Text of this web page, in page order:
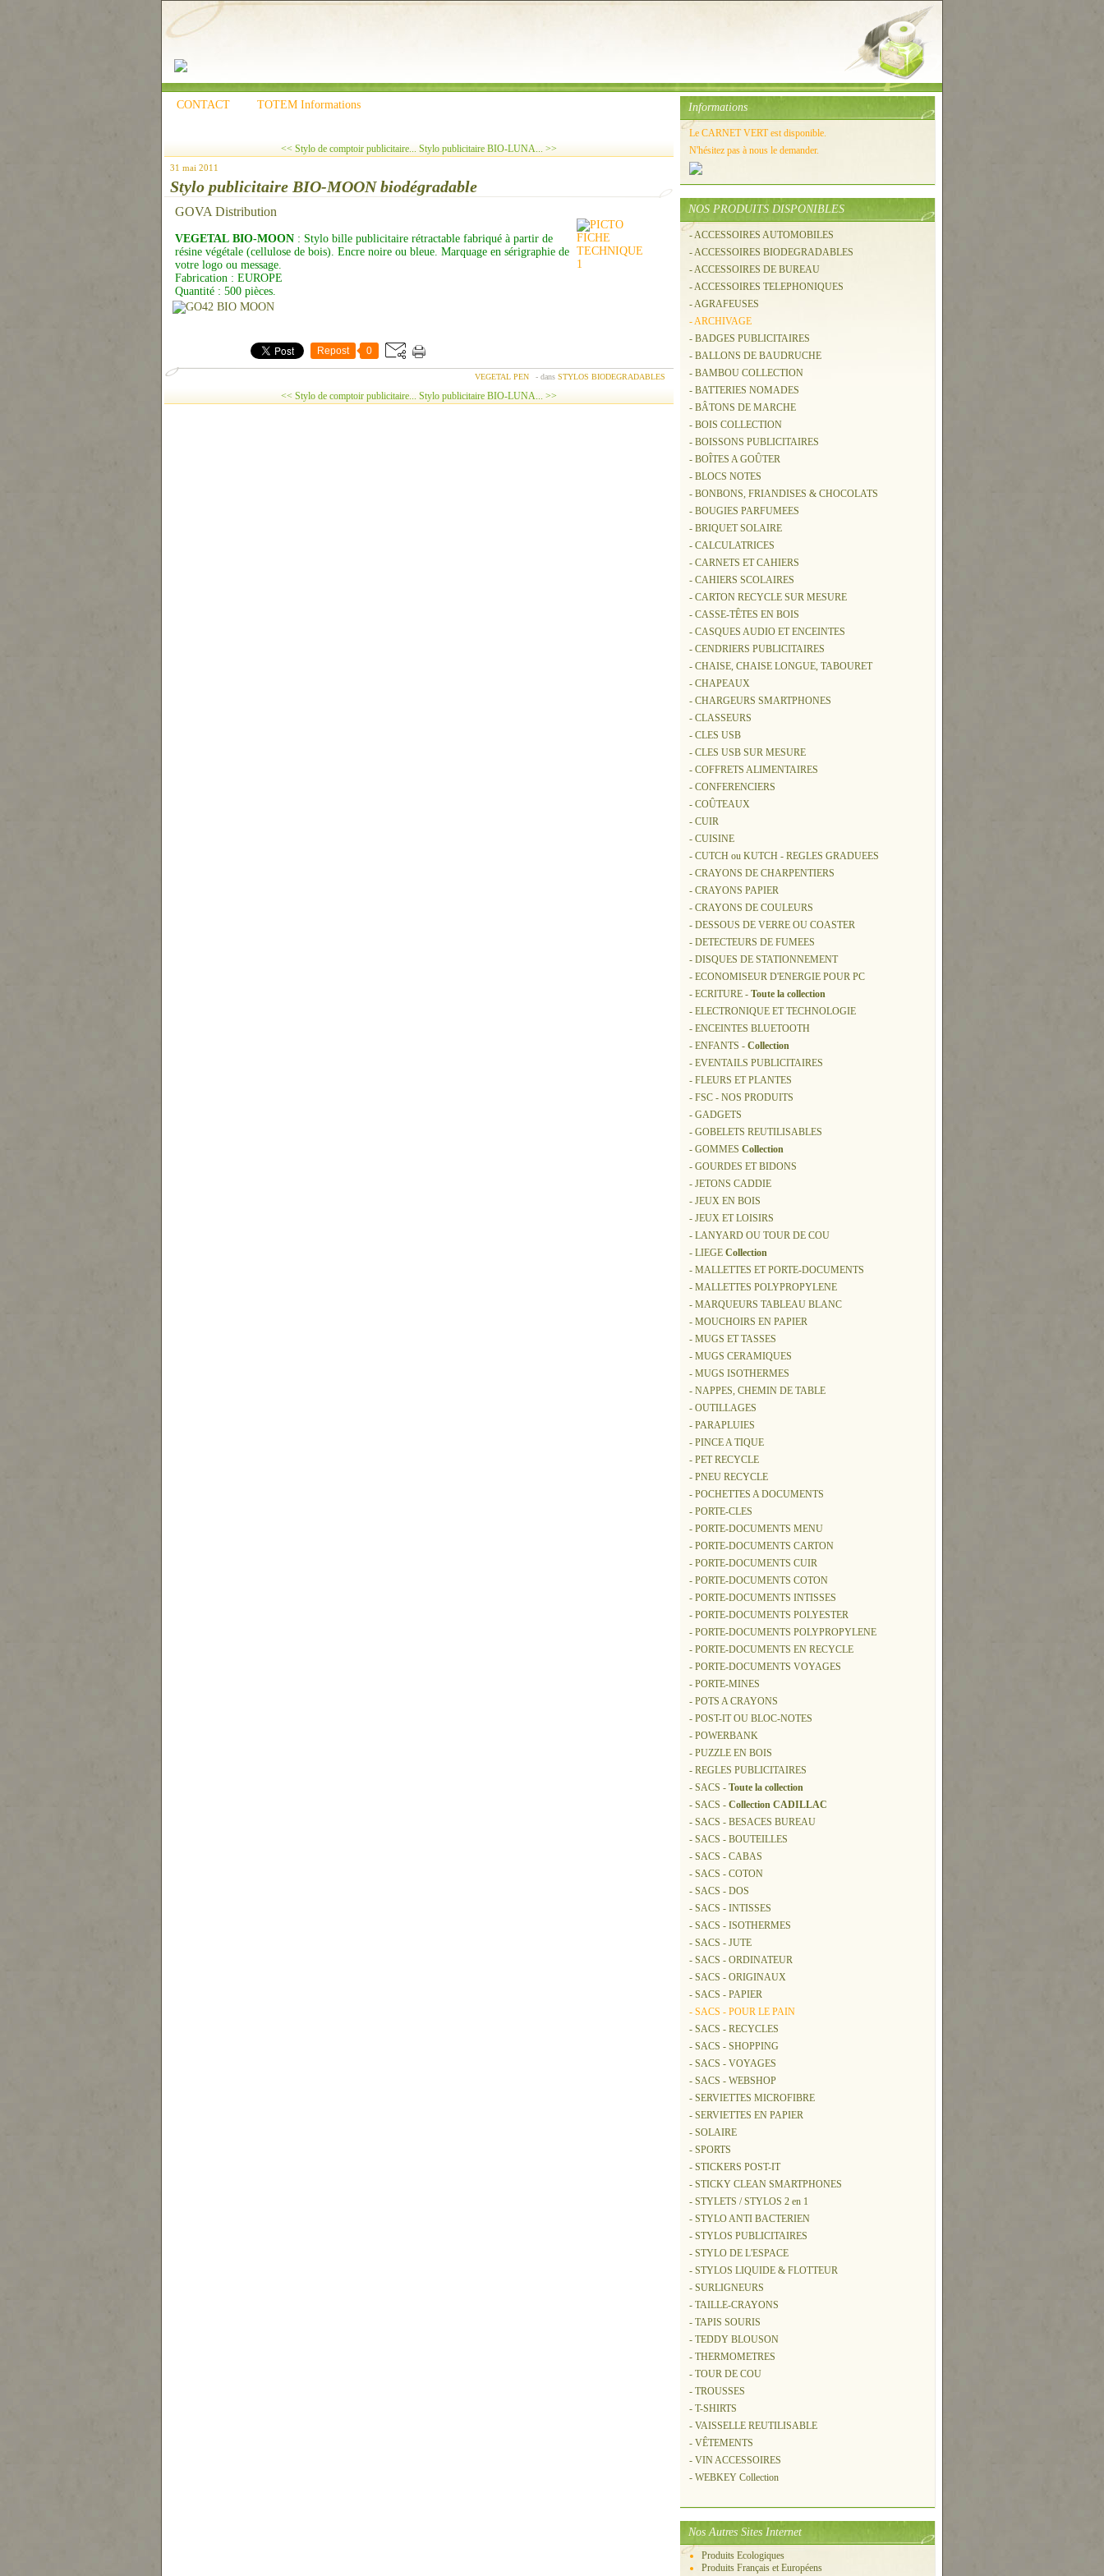
CONTACT TOTEM Informations
<< Stylo de comptoir publicitaire... Stylo publicitaire BIO-LUNA... >>
31 mai 2011
Stylo publicitaire BIO-MOON biodégradable
GOVA Distribution
VEGETAL BIO-MOON : Stylo bille publicitaire rétractable fabriqué à partir de
résine végétale (cellulose de bois). Encre noire ou bleue. Marquage en sérigraphie de
votre logo ou message.
Fabrication : EUROPE
Quantité : 500 pièces.
Repost 0
VEGETAL PEN - dans STYLOS BIODEGRADABLES
<< Stylo de comptoir publicitaire... Stylo publicitaire BIO-LUNA... >>
Informations
Le CARNET VERT est disponible.
N'hésitez pas à nous le demander.
NOS PRODUITS DISPONIBLES
- ACCESSOIRES AUTOMOBILES
- ACCESSOIRES BIODEGRADABLES
- ACCESSOIRES DE BUREAU
- ACCESSOIRES TELEPHONIQUES
- AGRAFEUSES
- ARCHIVAGE
- BADGES PUBLICITAIRES
- BALLONS DE BAUDRUCHE
- BAMBOU COLLECTION
- BATTERIES NOMADES
- BÂTONS DE MARCHE
- BOIS COLLECTION
- BOISSONS PUBLICITAIRES
- BOÎTES A GOÛTER
- BLOCS NOTES
- BONBONS, FRIANDISES & CHOCOLATS
- BOUGIES PARFUMEES
- BRIQUET SOLAIRE
- CALCULATRICES
- CARNETS ET CAHIERS
- CAHIERS SCOLAIRES
- CARTON RECYCLE SUR MESURE
- CASSE-TÊTES EN BOIS
- CASQUES AUDIO ET ENCEINTES
- CENDRIERS PUBLICITAIRES
- CHAISE, CHAISE LONGUE, TABOURET
- CHAPEAUX
- CHARGEURS SMARTPHONES
- CLASSEURS
- CLES USB
- CLES USB SUR MESURE
- COFFRETS ALIMENTAIRES
- CONFERENCIERS
- COÛTEAUX
- CUIR
- CUISINE
- CUTCH ou KUTCH - REGLES GRADUEES
- CRAYONS DE CHARPENTIERS
- CRAYONS PAPIER
- CRAYONS DE COULEURS
- DESSOUS DE VERRE OU COASTER
- DETECTEURS DE FUMEES
- DISQUES DE STATIONNEMENT
- ECONOMISEUR D'ENERGIE POUR PC
- ECRITURE - Toute la collection
- ELECTRONIQUE ET TECHNOLOGIE
- ENCEINTES BLUETOOTH
- ENFANTS - Collection
- EVENTAILS PUBLICITAIRES
- FLEURS ET PLANTES
- FSC - NOS PRODUITS
- GADGETS
- GOBELETS REUTILISABLES
- GOMMES Collection
- GOURDES ET BIDONS
- JETONS CADDIE
- JEUX EN BOIS
- JEUX ET LOISIRS
- LANYARD OU TOUR DE COU
- LIEGE Collection
- MALLETTES ET PORTE-DOCUMENTS
- MALLETTES POLYPROPYLENE
- MARQUEURS TABLEAU BLANC
- MOUCHOIRS EN PAPIER
- MUGS ET TASSES
- MUGS CERAMIQUES
- MUGS ISOTHERMES
- NAPPES, CHEMIN DE TABLE
- OUTILLAGES
- PARAPLUIES
- PINCE A TIQUE
- PET RECYCLE
- PNEU RECYCLE
- POCHETTES A DOCUMENTS
- PORTE-CLES
- PORTE-DOCUMENTS MENU
- PORTE-DOCUMENTS CARTON
- PORTE-DOCUMENTS CUIR
- PORTE-DOCUMENTS COTON
- PORTE-DOCUMENTS INTISSES
- PORTE-DOCUMENTS POLYESTER
- PORTE-DOCUMENTS POLYPROPYLENE
- PORTE-DOCUMENTS EN RECYCLE
- PORTE-DOCUMENTS VOYAGES
- PORTE-MINES
- POTS A CRAYONS
- POST-IT OU BLOC-NOTES
- POWERBANK
- PUZZLE EN BOIS
- REGLES PUBLICITAIRES
- SACS - Toute la collection
- SACS - Collection CADILLAC
- SACS - BESACES BUREAU
- SACS - BOUTEILLES
- SACS - CABAS
- SACS - COTON
- SACS - DOS
- SACS - INTISSES
- SACS - ISOTHERMES
- SACS - JUTE
- SACS - ORDINATEUR
- SACS - ORIGINAUX
- SACS - PAPIER
- SACS - POUR LE PAIN
- SACS - RECYCLES
- SACS - SHOPPING
- SACS - VOYAGES
- SACS - WEBSHOP
- SERVIETTES MICROFIBRE
- SERVIETTES EN PAPIER
- SOLAIRE
- SPORTS
- STICKERS POST-IT
- STICKY CLEAN SMARTPHONES
- STYLETS / STYLOS 2 en 1
- STYLO ANTI BACTERIEN
- STYLOS PUBLICITAIRES
- STYLO DE L'ESPACE
- STYLOS LIQUIDE & FLOTTEUR
- SURLIGNEURS
- TAILLE-CRAYONS
- TAPIS SOURIS
- TEDDY BLOUSON
- THERMOMETRES
- TOUR DE COU
- TROUSSES
- T-SHIRTS
- VAISSELLE REUTILISABLE
- VÊTEMENTS
- VIN ACCESSOIRES
- WEBKEY Collection
Nos Autres Sites Internet
Produits Ecologiques
Produits Français et Européens